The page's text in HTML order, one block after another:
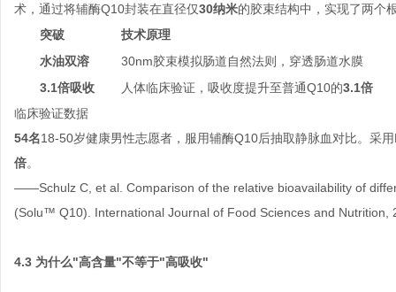
术，通过将辅酶Q10封装在直径仅30纳米的胶束结构中，实现了两个
突破
技术原理
水油双溶
30nm胶束模拟肠道自然法则，穿透肠道水膜
3.1倍吸收
人体临床验证，吸收度提升至普通Q10的3.1倍
临床验证数据
54名18-50岁健康男性志愿者，服用辅酶Q10后抽取静脉血对比。采
倍。
——Schulz C, et al. Comparison of the relative bioavailability of
(Solu™ Q10). International Journal of Food Sciences and Nutrition,
4.3 为什么"高含量"不等于"高吸收"